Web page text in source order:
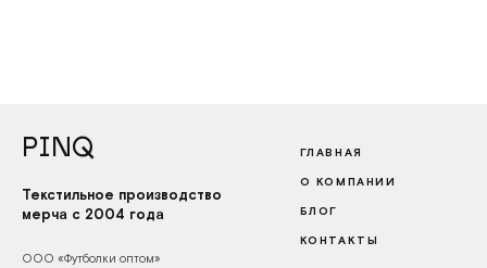
PINQ
Текстильное производство
мерча с 2004 года
ООО «Футболки оптом»
ГЛАВНАЯ
О КОМПАНИИ
БЛОГ
КОНТАКТЫ